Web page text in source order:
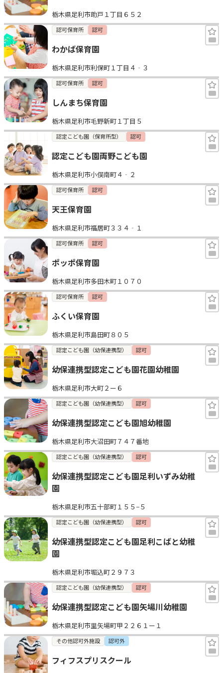
栃木県足利市助戸１丁目６５２
認可保育所 認可
わかば保育園
栃木県足利市利保町１丁目４‐３
認可保育所 認可
しんまち保育園
栃木県足利市毛野新町１丁目５
認定こども園（保育所型） 認可
認定こども園両野こども園
栃木県足利市小俣南町４‐２
認可保育所 認可
天王保育園
栃木県足利市福居町３３４‐１
認可保育所 認可
ポッポ保育園
栃木県足利市多田木町１０７０
認可保育所 認可
ふくい保育園
栃木県足利市島田町８０５
認定こども園（幼保連携型） 認可
幼保連携型認定こども園花園幼稚園
栃木県足利市大町２ー６
認定こども園（幼保連携型） 認可
幼保連携型認定こども園旭幼稚園
栃木県足利市大沼田町７４７番地
認定こども園（幼保連携型） 認可
幼保連携型認定こども園足利いずみ幼稚
園
栃木県足利市五十部町１５５−５
認定こども園（幼保連携型） 認可
幼保連携型認定こども園足利こばと幼稚
園
栃木県足利市堀込町２９７３
認定こども園（幼保連携型） 認可
幼保連携型認定こども園矢場川幼稚園
栃木県足利市里矢場町甲２２６１ー１
その他認可外施設 認可外
フィフスプリスクール